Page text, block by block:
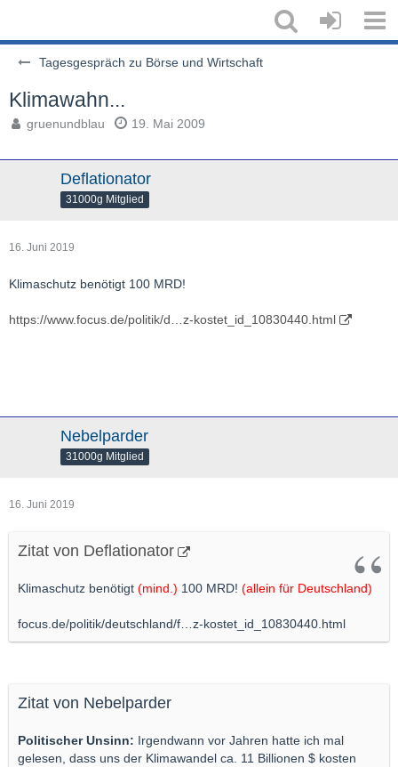
Tagesgespräch zu Börse und Wirtschaft
Klimawahn...
gruenundblau 19. Mai 2009
Deflationator
31000g Mitglied
16. Juni 2019
Klimaschutz benötigt 100 MRD!
https://www.focus.de/politik/d…z-kostet_id_10830440.html
Nebelparder
31000g Mitglied
16. Juni 2019
Zitat von Deflationator
Klimaschutz benötigt (mind.) 100 MRD! (allein für Deutschland)
focus.de/politik/deutschland/f…z-kostet_id_10830440.html
Zitat von Nebelparder
Politischer Unsinn: Irgendwann vor Jahren hatte ich mal
gelesen, dass uns der Klimawandel ca. 11 Billionen $ kosten